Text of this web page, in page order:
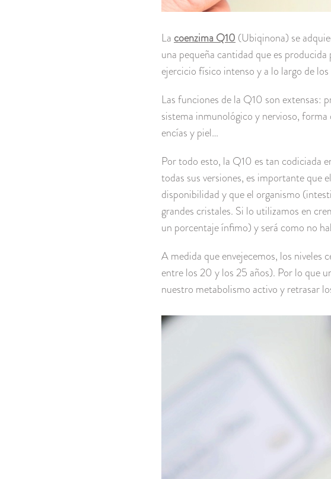
La coenzima Q10 (Ubiqinona) se
una pequeña cantidad que es
ejercicio físico intenso y a lo largo de los
Las funciones de la Q10 son extensas:
sistema inmunológico y nervioso, forma
encías y piel…
Por todo esto, la Q10 es tan codiciada
todas sus versiones, es importante que
disponibilidad y que el organismo
grandes cristales. Si lo utilizamos en
un porcentaje ínfimo) y será como no
A medida que envejecemos, los niveles
entre los 20 y los 25 años). Por lo que
nuestro metabolismo activo y retrasar